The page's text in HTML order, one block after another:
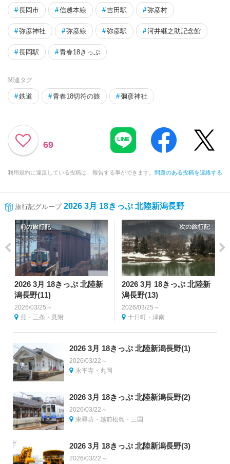
#長岡市 #信越本線 #吉田駅 #弥彦村
#弥彦神社 #弥彦線 #弥彦駅 #河井継之助記念館
#長岡駅 #青春18きっぷ
関連タグ
#鉄道 #青春18切符の旅 #彌彦神社
69
利用規約に違反している投稿は、報告する事ができます。 問題のある投稿を連絡する
旅行記グループ 2026 3月 18きっぷ 北陸新潟長野
前の旅行記
2026 3月 18きっぷ 北陸新
潟長野(11)
2026/03/25～
燕・三条・見附
次の旅行記
2026 3月 18きっぷ 北陸新
潟長野(13)
2026/03/25～
十日町・津南
2026 3月 18きっぷ 北陸新潟長野(1)
2026/03/22～
永平寺・丸岡
2026 3月 18きっぷ 北陸新潟長野(2)
2026/03/22～
東尋坊・越前松島・三国
2026 3月 18きっぷ 北陸新潟長野(3)
2026/03/22～